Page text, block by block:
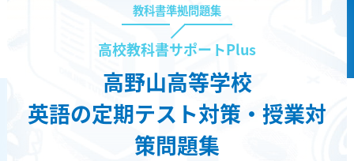
教科書準拠問題集
高校教科書サポートPlus
高野山高等学校
英語の定期テスト対策・授業対
策問題集